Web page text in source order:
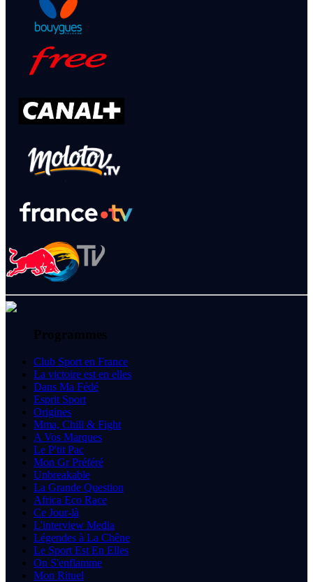
Programmes
Club Sport en France
La victoire est en elles
Dans Ma Fédé
Esprit Sport
Origines
Mma, Chill & Fight
A Vos Marques
Le P'tit Pac
Mon Gr Préféré
Unbreakable
La Grande Question
Africa Eco Race
Ce Jour-là
L'interview Media
Légendes à La Chêne
Le Sport Est En Elles
On S'enflamme
Mon Rituel